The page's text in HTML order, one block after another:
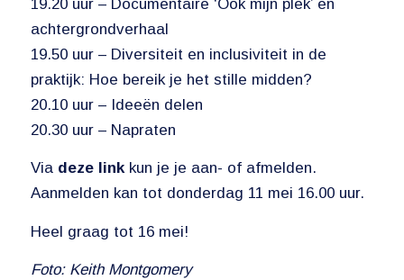
19.20 uur – Documentaire ‘Ook mijn plek’ en
achtergrondverhaal
19.50 uur – Diversiteit en inclusiviteit in de
praktijk: Hoe bereik je het stille midden?
20.10 uur – Ideeën delen
20.30 uur – Napraten
Via deze linkkun je je aan- of afmelden.
Aanmelden kan tot donderdag 11 mei 16.00 uur.
Heel graag tot 16 mei!
Foto: Keith Montgomery